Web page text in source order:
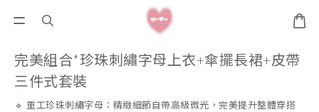
完美組合*珍珠刺繡字母上衣+傘擺長裙+皮帶
三件式套裝
🔹 重工珍珠刺繡字母：精緻細節自帶高級微光，完美提升整體穿搭